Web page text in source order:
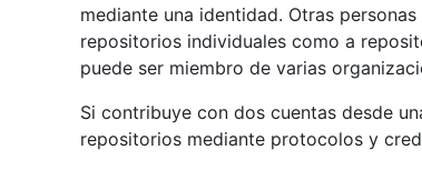
mediante una identidad. Otras
repositorios individuales como a
puede ser miembro de varias
Si contribuye con dos cuentas desde
repositorios mediante protocolos y